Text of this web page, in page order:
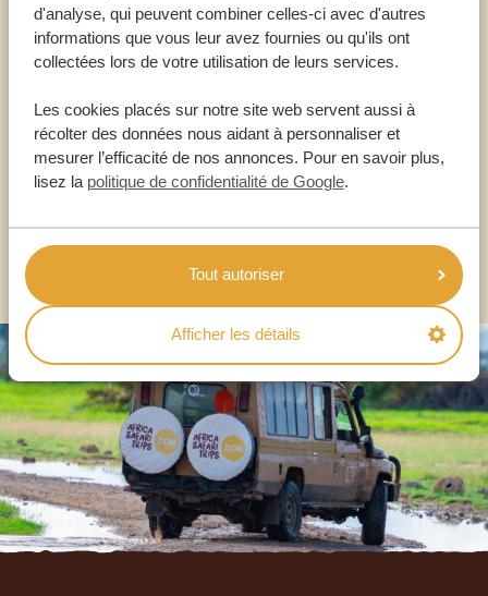
d'analyse, qui peuvent combiner celles-ci avec d'autres
informations que vous leur avez fournies ou qu'ils ont
collectées lors de votre utilisation de leurs services.
Les cookies placés sur notre site web servent aussi à
récolter des données nous aidant à personnaliser et
mesurer l’efficacité de nos annonces. Pour en savoir plus,
lisez la politique de confidentialité de Google.
Tout autoriser
Afficher les détails
Appelez un expert
NOS SPÉCIALISTES SONT LÀ POUR VOUS
FR:+33 2 57 88 00 88
Footer